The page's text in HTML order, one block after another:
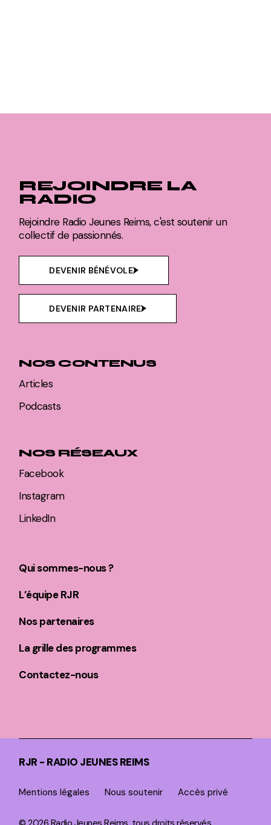
REJOINDRE LA
RADIO
Rejoindre Radio Jeunes Reims, c'est soutenir un
collectif de passionnés.
DEVENIR BÉNÉVOLE
DEVENIR PARTENAIRE
NOS CONTENUS
Articles
Podcasts
NOS RÉSEAUX
Facebook
Instagram
LinkedIn
Qui sommes-nous ?
L’équipe RJR
Nos partenaires
La grille des programmes
Contactez-nous
RJR - RADIO JEUNES REIMS
Mentions légales Nous soutenir Accès privé